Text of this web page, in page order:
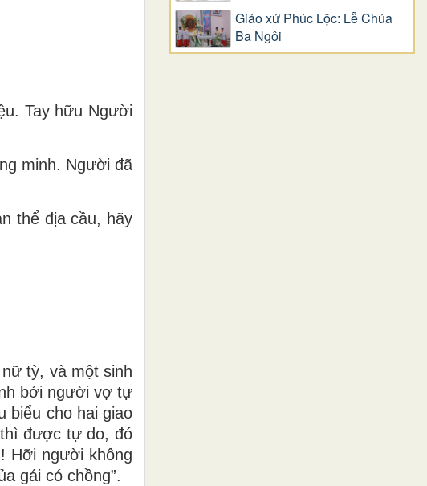
Tay hữu Người
minh. Người đã
thể địa cầu, hãy
tỳ, và một sinh
bởi người vợ tự
biểu cho hai giao
được tự do, đó
Hỡi người không
gái có chồng”.
Giáo xứ Phúc Lộc: Lễ Chúa
Ba Ngôi